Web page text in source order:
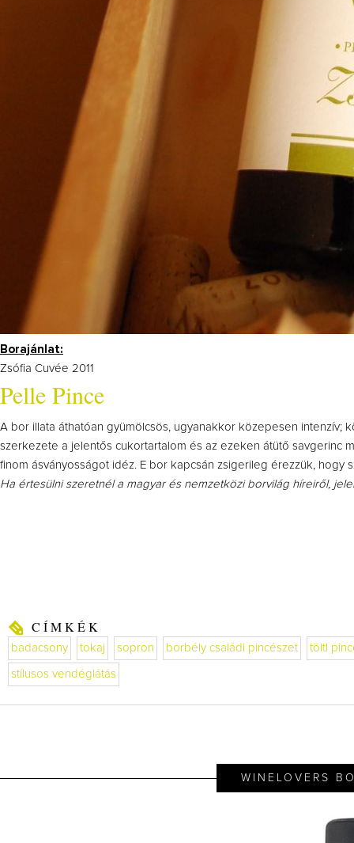
Borajánlat:
Zsófia Cuvée 2011
Pelle Pince
A bor illata áthatóan gyümölcsös, ugyanakkor közepesen intenzív;
szerkezete a jelentős cukortartalom és az ezeken átütő savgerinc
finom ásványosságot idéz. E bor kapcsán zsigerileg érezzük, hogy
Ha értesülni szeretnél a magyar és nemzetközi borvilág híreiről,
CÍMKÉK
badacsony tokaj sopron borbély családi pincészet töltl
stílusos vendéglátás
WINELOVERS